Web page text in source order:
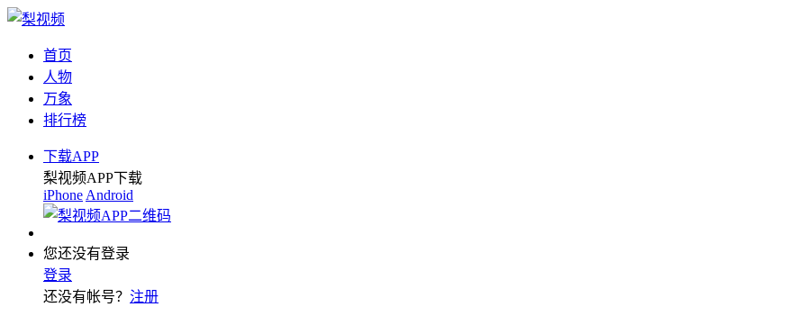
首页
人物
万象
排行榜
下载APP
梨视频APP下载
iPhone Android
您还没有登录
登录
还没有帐号？ 注册